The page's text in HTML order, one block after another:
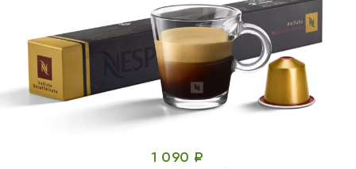
1 090 ₽